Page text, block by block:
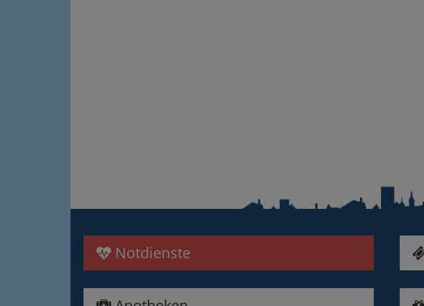
Notdienste